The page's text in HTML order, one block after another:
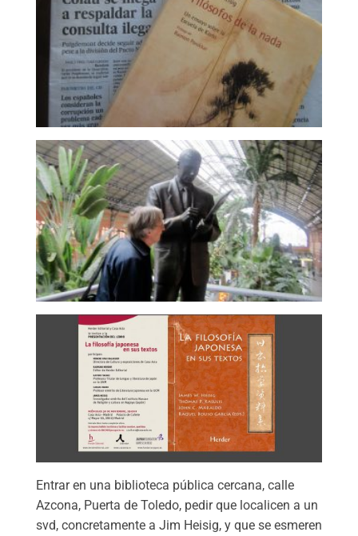
Entrar en una biblioteca pública cercana, calle
Azcona, Puerta de Toledo, pedir que localicen a un
svd, concretamente a Jim Heisig, y que se esmeren